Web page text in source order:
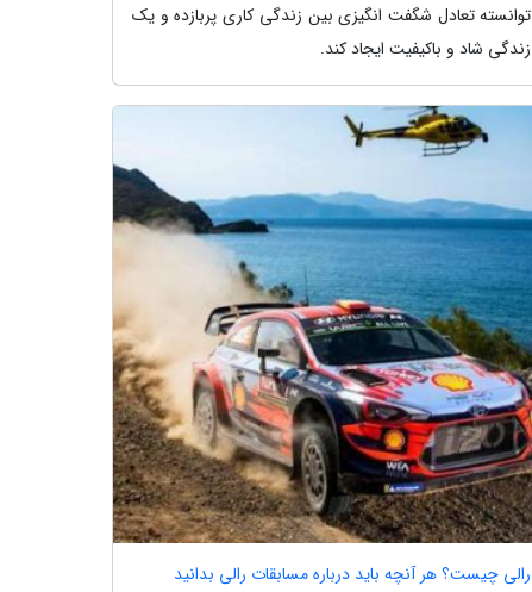
توانسته تعادل شگفت انگیزی بین زندگی کاری پربازده و یک
زندگی شاد و باکیفیت ایجاد کند.
رالی چیست؟ هر آنچه باید درباره مسابقات رالی بدانید